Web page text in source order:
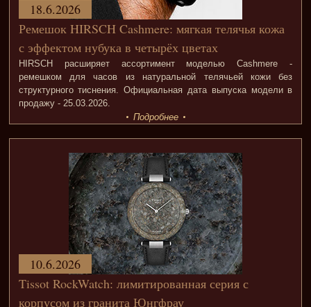
Ремешок HIRSCH Cashmere: мягкая телячья кожа
с эффектом нубука в четырёх цветах
HIRSCH расширяет ассортимент моделью Cashmere -
ремешком для часов из натуральной телячьей кожи без
структурного тиснения. Официальная дата выпуска модели в
продажу - 25.03.2026.
18.6.2026
Подробнее
Tissot RockWatch: лимитированная серия с
корпусом из гранита Юнгфрау
10.6.2026